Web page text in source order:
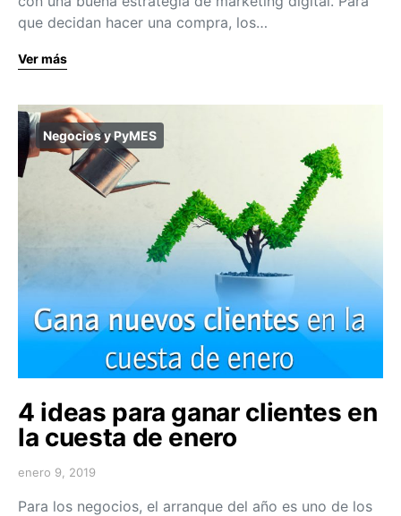
que decidan hacer una compra, los…
Ver más
Negocios y PyMES
4 ideas para ganar clientes en
la cuesta de enero
enero 9, 2019
Para los negocios, el arranque del año es uno de los